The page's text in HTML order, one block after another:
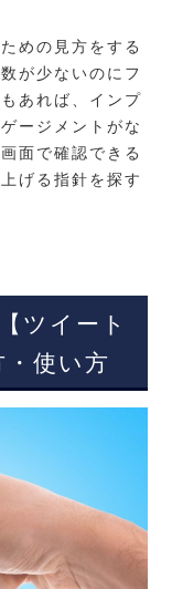
めの見方をする
が少ないのにフ
あれば、インプ
ージメントがな
面で確認できる
げる指針を探す
ツイート
使い方